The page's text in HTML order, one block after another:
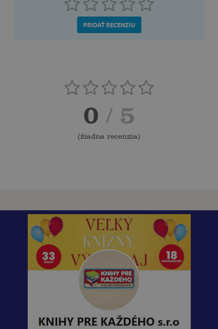
PRIDAŤ RECENZIU
0 / 5
(žiadna recenzia)